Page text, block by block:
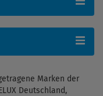
Marken der
Deutschland,